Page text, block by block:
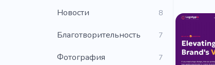
Новости 8
Благотворительность 7
Фотография 7